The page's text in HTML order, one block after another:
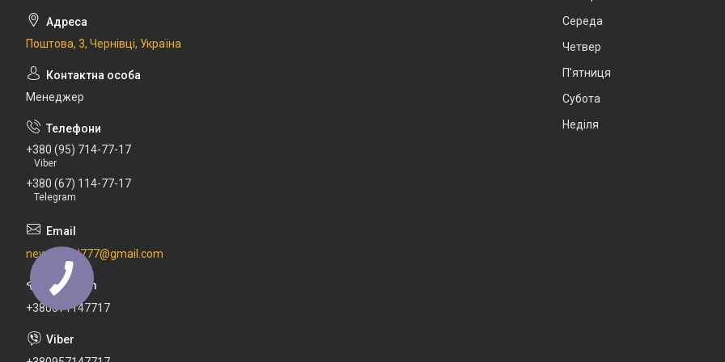
Поштова, 3, Чернівці, Україна
Менеджер
+380 (95) 714-77-17
Viber
+380 (67) 114-77-17
Telegram
newdental777@gmail.com
+380671147717
Середа
Четвер
Пʼятниця
Субота
Неділя